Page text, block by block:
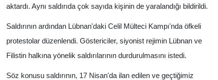
aktardı. Aynı saldırıda çok sayıda kişinin de yaralandığı bildirildi.
Saldırının ardından Lübnan'daki Celil Mülteci Kampı'nda öfkeli
protestolar düzenlendi. Göstericiler, siyonist rejimin Lübnan ve
Filistin halkına yönelik saldırılarının durdurulmasını istedi.
Söz konusu saldırının, 17 Nisan'da ilan edilen ve geçtiğimiz